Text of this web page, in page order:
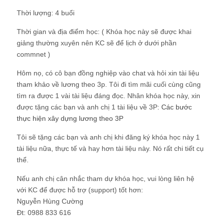
Thời lượng: 4 buổi
Thời gian và địa điểm học: ( Khóa học này sẽ được khai
giảng thường xuyên nên KC sẽ để lịch ở dưới phần
commnet )
Hôm nọ, có cô bạn đồng nghiệp vào chat và hỏi xin tài liệu
tham khảo về lương theo 3p. Tôi đi tìm mãi cuối cùng cũng
tìm ra được 1 vài tài liệu đáng đọc. Nhân khóa học này, xin
được tặng các bạn và anh chị 1 tài liệu về 3P: Các bước
thực hiện xây dựng lương theo 3P
Tôi sẽ tặng các bạn và anh chị khi đăng ký khóa học này 1
tài liệu nữa, thực tế và hay hơn tài liệu này. Nó rất chi tiết cụ
thể.
Nếu anh chị cân nhắc tham dự khóa học, vui lòng liên hệ
với KC để được hỗ trợ (support) tốt hơn:
Nguyễn Hùng Cường
Đt: 0988 833 616